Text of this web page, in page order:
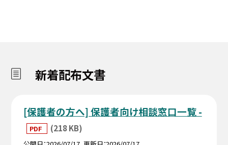
新着配布文書
[保護者の方へ] 保護者向け相談窓口一覧 -
PDF (218 KB)